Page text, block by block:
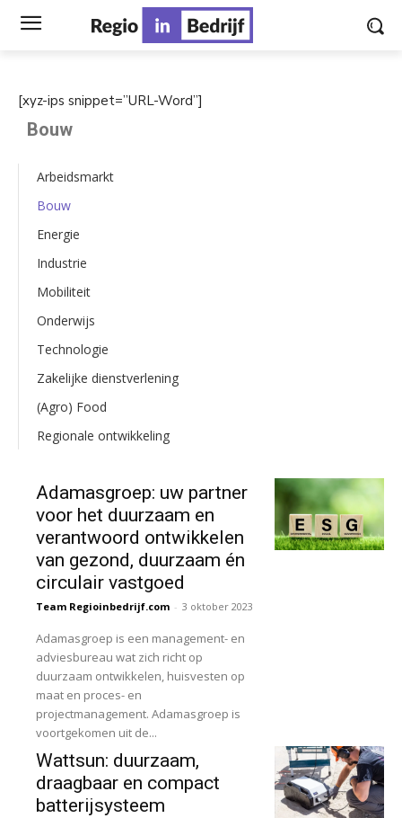
[xyz-ips snippet=”URL-Word”]
Bouw
Arbeidsmarkt
Bouw
Energie
Industrie
Mobiliteit
Onderwijs
Technologie
Zakelijke dienstverlening
(Agro) Food
Regionale ontwikkeling
Adamasgroep: uw partner
voor het duurzaam en
verantwoord ontwikkelen
van gezond, duurzaam én
circulair vastgoed
Team Regioinbedrijf.com - 3 oktober 2023
Adamasgroep is een management- en
adviesbureau wat zich richt op
duurzaam ontwikkelen, huisvesten op
maat en proces- en
projectmanagement. Adamasgroep is
voortgekomen uit de...
Wattsun: duurzaam,
draagbaar en compact
batterijsysteem